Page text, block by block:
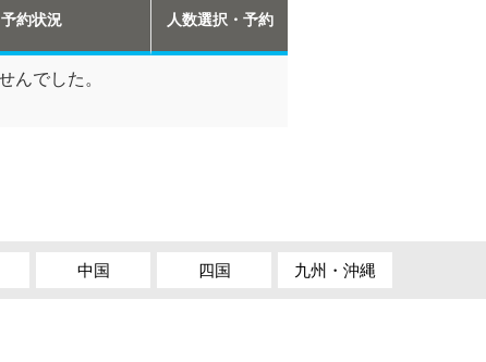
予約状況 人数選択・予約
んでした。
中国 四国 九州・沖縄